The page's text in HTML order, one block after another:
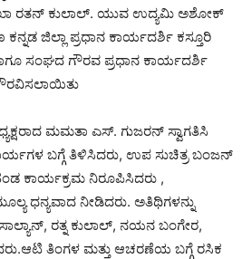
ರತನ್ ಕುಲಾಲ್. ಯುವ ಉದ್ಯಮಿ ಅಶೋಕ್
ಜಿಲ್ಲಾ ಪ್ರಧಾನ ಕಾರ್ಯದರ್ಶಿ ಕಸ್ತೂರಿ
ಸಂಘದ ಗೌರವ ಪ್ರಧಾನ ಕಾರ್ಯದರ್ಶಿ
ಮಮತಾ ಎಸ್. ಗುಜರನ್ ಸ್ವಾಗತಿಸಿ
ಬಗ್ಗೆ ತಿಳಿಸಿದರು, ಉಪ ಸುಚಿತ್ರ ಬಂಜನ್
ಕಾರ್ಯಕ್ರಮ ನಿರೂಪಿಸಿದರು ,
ಧನ್ಯವಾದ ನೀಡಿದರು. ಅತಿಥಿಗಳನ್ನು
ರತ್ನ ಕುಲಾಲ್, ನಯನ ಬಂಗೇರ,
ತಿಂಗಳ ಮತ್ತು ಆಚರಣೆಯ ಬಗ್ಗೆ ರಸಿಕ